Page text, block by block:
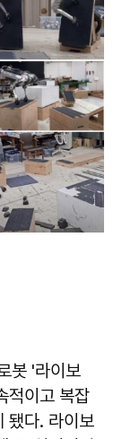
봇 '라이보
적이고 복잡
됐다. 라이보